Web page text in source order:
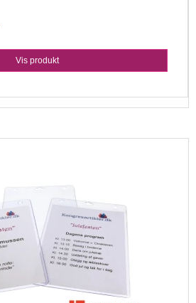
Vis produkt